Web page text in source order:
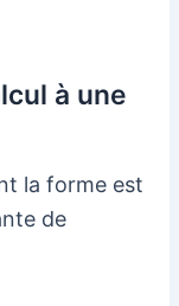
à une
la forme est
de